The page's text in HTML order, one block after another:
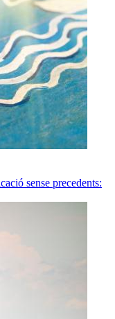
sense precedents: